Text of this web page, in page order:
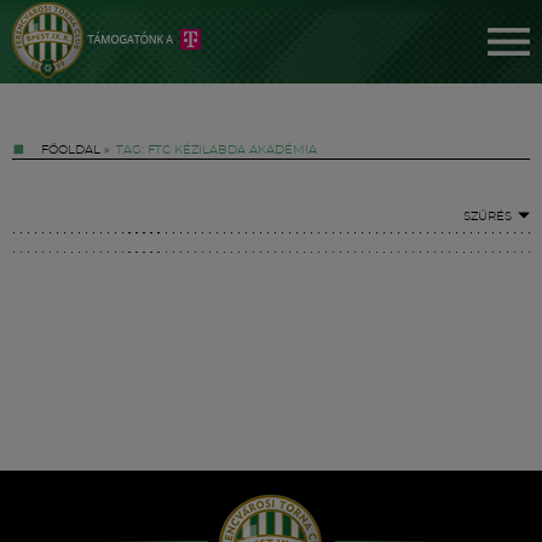
FŐOLDAL » TAG: FTC KÉZILABDA AKADÉMIA
SZŰRÉS
Hírek